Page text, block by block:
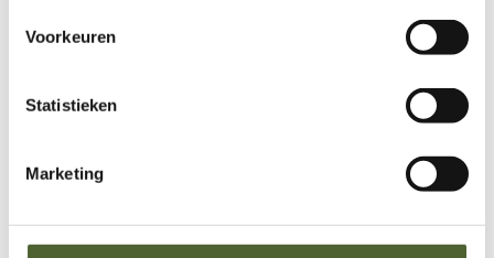
Voorkeuren
Statistieken
Marketing